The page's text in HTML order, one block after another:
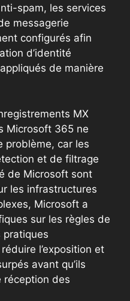
spam, les services
messagerie
configurés afin
d’identité
de manière
MX
Microsoft 365 ne
problème, car les
et de filtrage
de Microsoft sont
les infrastructures
Microsoft a
sur les règles de
pratiques
l’exposition et
avant qu’ils
réception des